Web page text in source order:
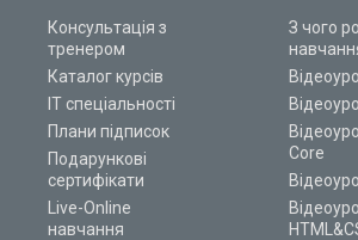
Консультація з
тренером
Каталог курсів
ІТ спеціальності
Плани підписок
Подарункові
сертифікати
Live-Online
навчання
З чого
Core